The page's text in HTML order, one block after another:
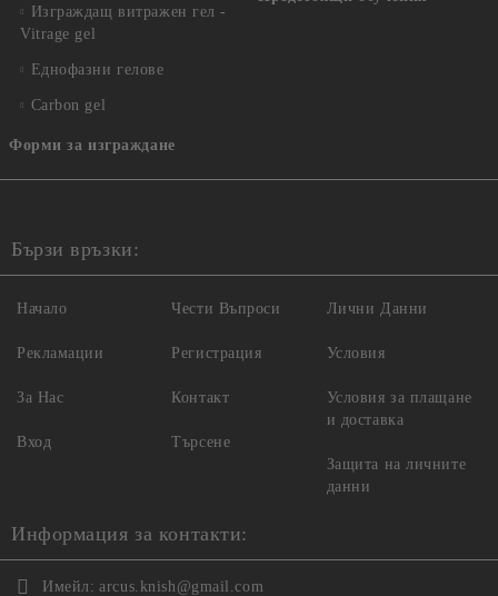
Изграждащ витражен гел -
Vitrage gel
Еднофазни гелове
Carbon gel
Форми за изграждане
Бързи връзки:
Начало
Рекламации
За Нас
Вход
Чести Въпроси
Регистрация
Контакт
Търсене
Лични Данни
Условия
Условия за плащане
и доставка
Защита на личните
данни
Информация за контакти:
Имейл: arcus.knish@gmail.com